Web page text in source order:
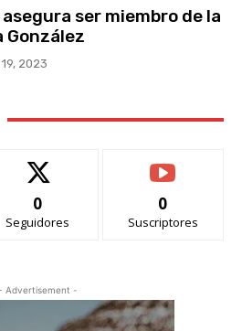
ser miembro de la
González
2023
0
Seguidores
0
Suscriptores
Advertisement -